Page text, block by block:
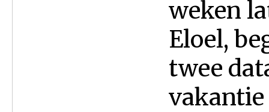
weken
Eloel,
twee
vakantie